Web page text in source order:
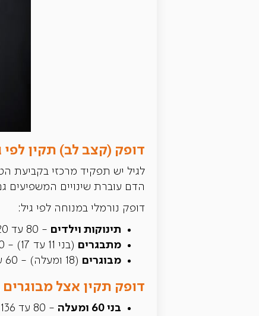
דופק (קצב לב) תקין לפי
לגיל יש תפקיד מרכזי בקביעת
הדם עוברת שינויים המשפיעים
דופק נורמלי במנוחה לפי גיל:
תינוקות וילדים - 80 עד 120 פעימות לדקה.
מתבגרים (בני 11 עד 17) - 60 עד 100 פעימות לדקה.
מבוגרים (18 ומעלה) - 60 עד 90 פעימות לדקה.
דופק תקין אצל
בני 60 ומעלה - 80 עד 136 פעימות לדקה.